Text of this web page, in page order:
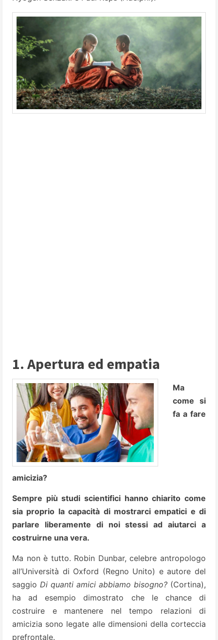
1. Apertura ed empatia
Ma
come si
fa a fare
amicizia?
Sempre più studi scientifici hanno chiarito come
sia proprio la capacità di mostrarci empatici e di
parlare liberamente di noi stessi ad aiutarci a
costruirne una vera.
Ma non è tutto. Robin Dunbar, celebre antropologo
all’Università di Oxford (Regno Unito) e autore del
saggio Di quanti amici abbiamo bisogno? (Cortina),
ha ad esempio dimostrato che le chance di
costruire e mantenere nel tempo relazioni di
amicizia sono legate alle dimensioni della corteccia
prefrontale.